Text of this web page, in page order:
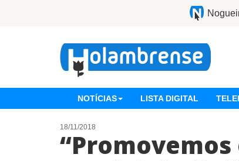
NOTÍCIAS LISTA DIGITAL
18/11/2018